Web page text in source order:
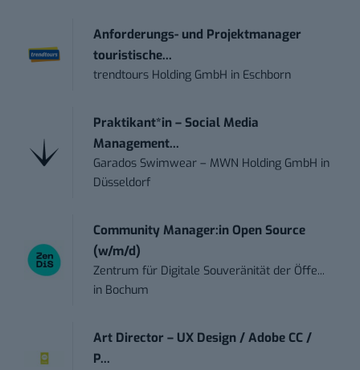
Anforderungs- und Projektmanager
touristische...
trendtours Holding GmbH in Eschborn
Praktikant*in – Social Media
Management...
Garados Swimwear – MWN Holding GmbH in
Düsseldorf
Community Manager:in Open Source
(w/m/d)
Zentrum für Digitale Souveränität der Öffe...
in Bochum
Art Director – UX Design / Adobe CC /
P...